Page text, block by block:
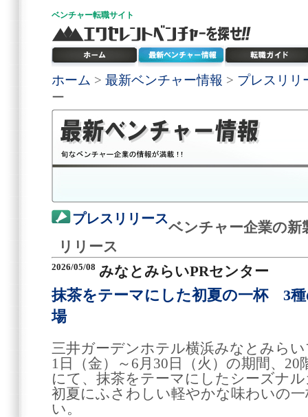
ベンチャー転職サイト
ホーム > 最新ベンチャー情報 > プレスリリ
ー
プレスリリース
ベンチャー企業の新
リリース
2026/05/08 みなとみらいPRセンター
抹茶をテーマにした初夏の一杯 3
場
三井ガーデンホテル横浜みなとみら
1日（金）～6月30日（火）の期間、20
にて、抹茶をテーマにしたシーズナ
初夏にふさわしい軽やかな味わいの
い。